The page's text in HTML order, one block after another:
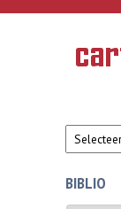
Overslaan en naar de
van de
BIBLIO